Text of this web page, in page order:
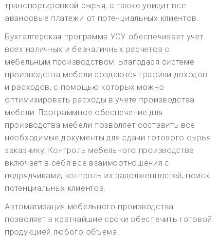
транспортировкой сырья, а также увидит все
авансовые платежи от потенциальных клиентов.
Бухгалтерская программа УСУ обеспечивает учет
всех наличных и безналичных расчетов с
мебельным производством. Благодаря системе
производства мебели создаются графики доходов
и расходов, с помощью которых можно
оптимизировать расходы в учете производства
мебели. Программное обеспечение для
производства мебели позволяет составить все
необходимые документы для сдачи готового сырья
заказчику. Контроль мебельного производства
включает в себя все взаимоотношения с
подрядчиками, контроль их задолженностей, поиск
потенциальных клиентов.
Автоматизация мебельного производства
позволяет в кратчайшие сроки обеспечить готовой
продукцией любого объема.